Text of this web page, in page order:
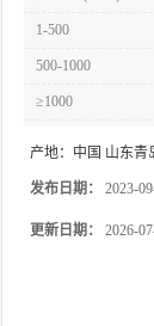
1-500
500-1000
≥1000
产地： 中国 山东青
发布日期： 2023-
更新日期： 2026-